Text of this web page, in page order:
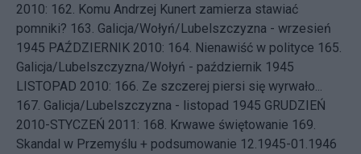
2010: 162. Komu Andrzej Kunert zamierza stawiać
pomniki? 163. Galicja/Wołyń/Lubelszczyzna - wrzesień
1945 PAŹDZIERNIK 2010: 164. Nienawiść w polityce 165.
Galicja/Lubelszczyzna/Wołyń - październik 1945
LISTOPAD 2010: 166. Ze szczerej piersi się wyrwało...
167. Galicja/Lubelszczyzna - listopad 1945 GRUDZIEŃ
2010-STYCZEŃ 2011: 168. Krwawe świętowanie 169.
Skandal w Przemyślu + podsumowanie 12.1945-01.1946